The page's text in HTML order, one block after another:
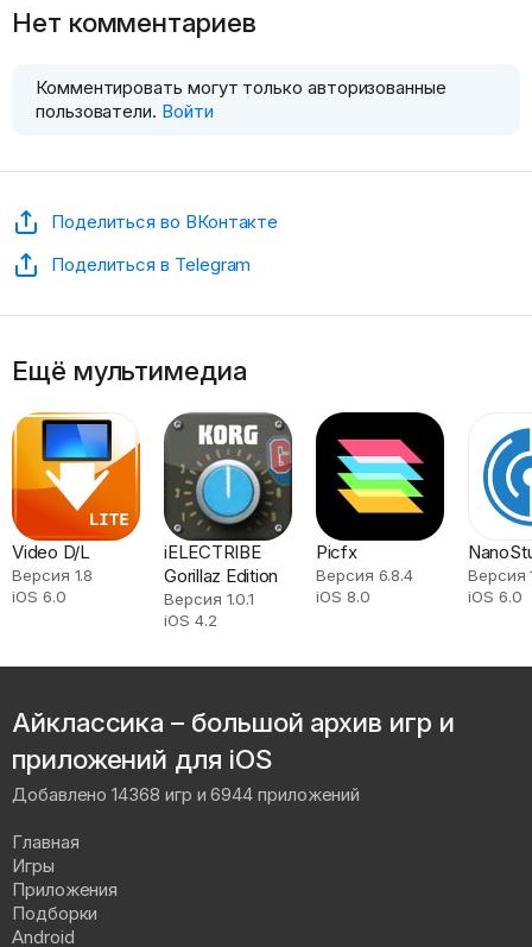
Нет комментариев
Комментировать могут только авторизованные
пользователи. Войти
Поделиться во ВКонтакте
Поделиться в Telegram
Ещё мультимедиа
Video D/L
Версия 1.8
iOS 6.0
iELECTRIBE
Gorillaz Edition
Версия 1.0.1
iOS 4.2
Picfx
Версия 6.8.4
iOS 8.0
Версия
iOS 6.0
Айклассика – большой архив игр и
приложений для iOS
Добавлено 14368 игр и 6944 приложений
Главная
Игры
Приложения
Подборки
Android